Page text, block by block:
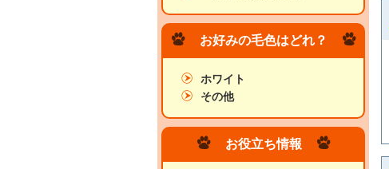
お好みの毛色はどれ？
ホワイト
その他
お役立ち情報